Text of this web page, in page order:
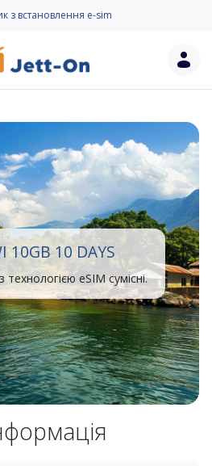
з встановлення e-sim
10GB 10 DAYS
eSIM сумісні.